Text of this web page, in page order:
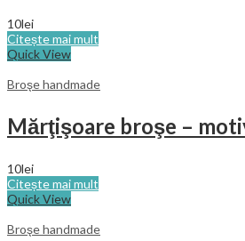
10lei
Citește mai mult
Quick View
Broşe handmade
Mărţişoare broşe –
10lei
Citește mai mult
Quick View
Broşe handmade